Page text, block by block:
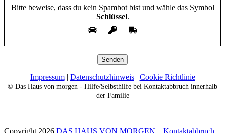
Bitte beweise, dass du kein Spambot bist und wähle das Symbol
Schlüssel.
Impressum| Datenschutzhinweis| Cookie Richtlinie
© Das Haus von morgen - Hilfe/Selbsthilfe bei Kontaktabbruch innerhalb
der Familie
Copyright 2026 DAS HAUS VON MORGEN – Kontaktabbruch |